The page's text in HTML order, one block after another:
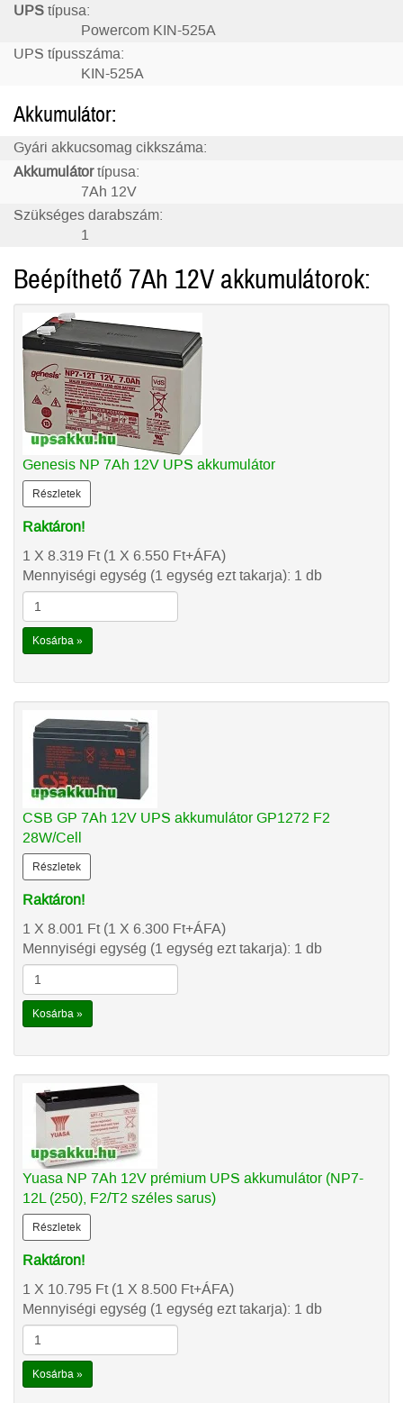
UPS típusa:
Powercom KIN-525A
UPS típusszáma:
KIN-525A
Akkumulátor:
Gyári akkucsomag cikkszáma:
Akkumulátortípusa:
7Ah 12V
Szükséges darabszám:
1
Beépíthető 7Ah 12V akkumulátorok:
Genesis NP 7Ah 12V UPS akkumulátor
Részletek
Raktáron!
1 X 8.319 Ft(1 X 6.550 Ft+ÁFA)
Mennyiségi egység (1 egység ezt takarja): 1 db
Kosárba »
CSB GP 7Ah 12V UPS akkumulátor GP1272 F2
28W/Cell
Részletek
Raktáron!
1 X 8.001 Ft(1 X 6.300 Ft+ÁFA)
Mennyiségi egység (1 egység ezt takarja): 1 db
Kosárba »
Yuasa NP 7Ah 12V prémium UPS akkumulátor (NP7-
12L (250), F2/T2 széles sarus)
Részletek
Raktáron!
1 X 10.795 Ft(1 X 8.500 Ft+ÁFA)
Mennyiségi egység (1 egység ezt takarja): 1 db
Kosárba »